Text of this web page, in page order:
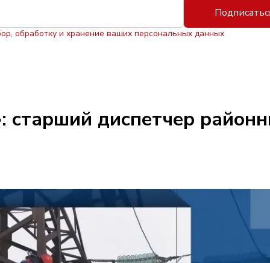
обработку и хранение ваших персональных данных
диспетчер